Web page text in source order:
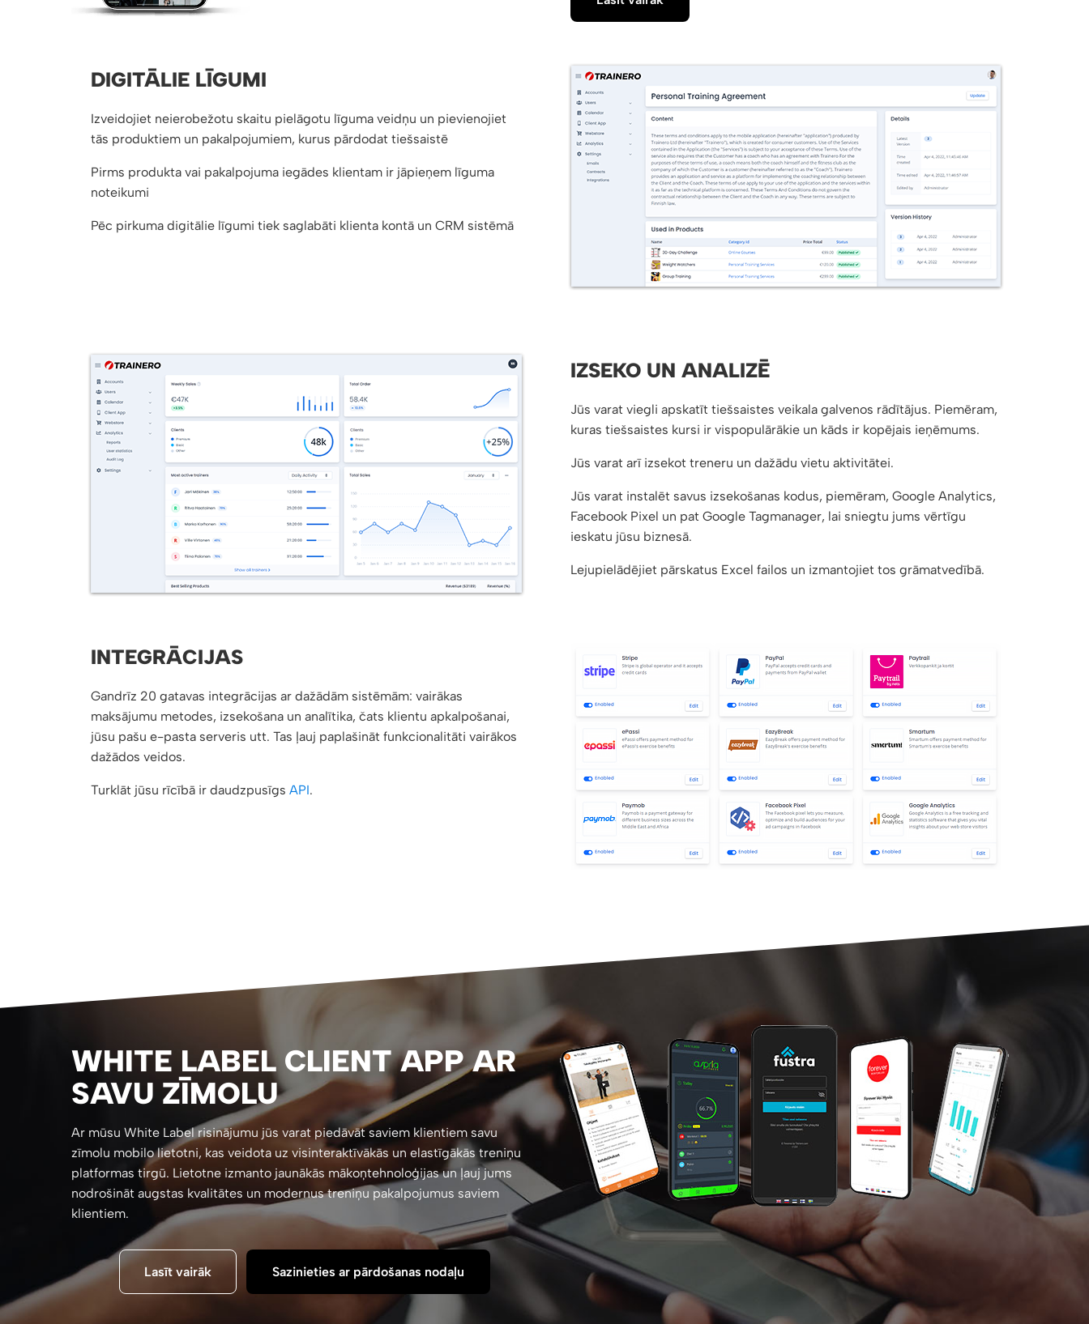
DIGITĀLIE LĪGUMI
Izveidojiet neierobežotu skaitu pielāgotu līguma veidņu un pievienojiet
tās produktiem un pakalpojumiem, kurus pārdodat tiešsaistē
Pirms produkta vai pakalpojuma iegādes klientam ir jāpieņem līguma
noteikumi
Pēc pirkuma digitālie līgumi tiek saglabāti klienta kontā un CRM sistēmā
IZSEKO UN ANALIZĒ
Jūs varat viegli apskatīt tiešsaistes veikala galvenos rādītājus. Piemēram,
kuras tiešsaistes kursi ir vispopulārākie un kāds ir kopējais ieņēmums.
Jūs varat arī izsekot treneru un dažādu vietu aktivitātei.
Jūs varat instalēt savus izsekošanas kodus, piemēram, Google Analytics,
Facebook Pixel un pat Google Tagmanager, lai sniegtu jums vērtīgu
ieskatu jūsu biznesā.
Lejupielādējiet pārskatus Excel failos un izmantojiet tos grāmatvedībā.
INTEGRĀCIJAS
Gandrīz 20 gatavas integrācijas ar dažādām sistēmām: vairākas
maksājumu metodes, izsekošana un analītika, čats klientu apkalpošanai,
jūsu pašu e-pasta serveris utt. Tas ļauj paplašināt funkcionalitāti vairākos
dažādos veidos.
Turklāt jūsu rīcībā ir daudzpusīgs API.
WHITE LABEL CLIENT APP AR
SAVU ZĪMOLU
Ar mūsu White Label risinājumu jūs varat piedāvāt saviem klientiem savu
zīmolu mobilo lietotni, kas veidota uz visinteraktīvākās un elastīgākās treniņu
platformas tirgū. Lietotne izmanto jaunākās mākoņtehnoloģijas un ļauj jums
nodrošināt augstas kvalitātes un modernus treniņu pakalpojumus saviem
klientiem.
Lasīt vairāk Sazinieties ar pārdošanas nodaļu